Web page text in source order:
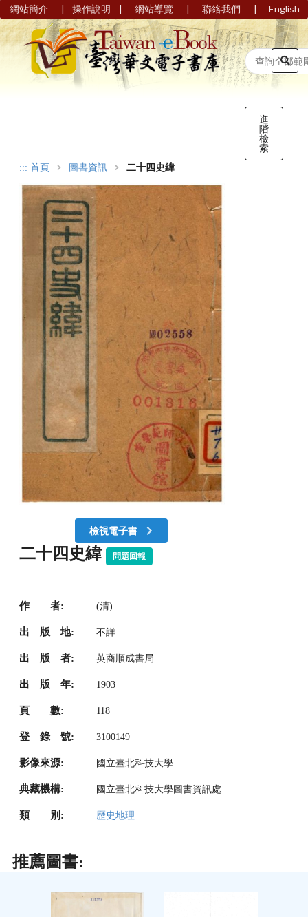
網站簡介 | 操作說明 | 網站導覽 | 聯絡我們 | English
進
階
檢
索
::: 首頁 圖書資訊 二十四史緯
檢視電子書
二十四史緯 問題回報
作 者: (清)
出 版 地: 不詳
出 版 者: 英商順成書局
出 版 年: 1903
頁 數: 118
登 錄 號: 3100149
影像來源: 國立臺北科技大學
典藏機構: 國立臺北科技大學圖書資訊處
類 別: 歷史地理
推薦圖書: